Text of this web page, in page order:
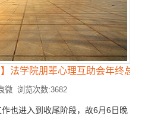
】法学院朋辈心理互助会年终总结
浏览次数:3682
也进入到收尾阶段，故6月6日晚